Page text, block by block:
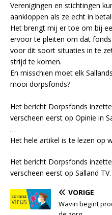
Verenigingen en stichtingen
aankloppen als ze echt in
Het brengt mij er toe om bij
ervoor te pleiten om dat
voor dit soort situaties in te
strijd te komen.
En misschien moet elk
mooi dorpsfonds?
Het bericht Dorpsfonds
verscheen eerst op Opinie in
…
Het hele artikel is te lezen op
Het bericht Dorpsfonds
verscheen eerst op Salland TV.
VORIGE
Wavin begint